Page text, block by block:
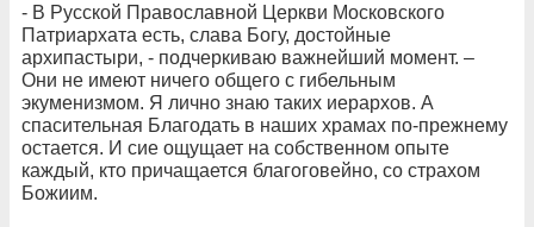
- В Русской Православной Церкви Московского
Патриархата есть, слава Богу, достойные
архипастыри, - подчеркиваю важнейший момент. –
Они не имеют ничего общего с гибельным
экуменизмом. Я лично знаю таких иерархов. А
спасительная Благодать в наших храмах по-прежнему
остается. И сие ощущает на собственном опыте
каждый, кто причащается благоговейно, со страхом
Божиим.